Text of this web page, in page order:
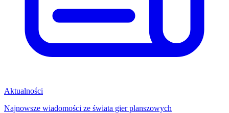
Aktualności
Najnowsze wiadomości ze świata gier planszowych